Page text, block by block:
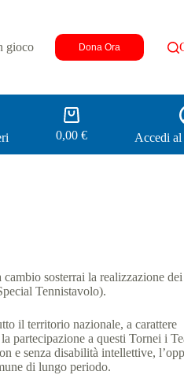
gioco Di piùDona Ora
0,00 € Accedi
cambio sosterrai la realizzazione
Tennistavolo).
il territorio nazionale, a carattere
partecipazione a questi Tornei i
e senza disabilità intellettive,
di lungo periodo.